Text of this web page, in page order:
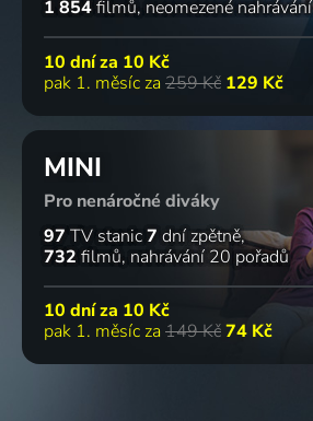
1 854filmů neomezené nahrávání
10 dní za 10 Kč
pak 1. měsíc za 259 Kč 129 Kč
MINI
Pro nenáročné diváky
97 TV stanic7 dní zpětně
732 filmů nahrávání 20 pořadů
10 dní za 10 Kč
pak 1. měsíc za 149 Kč74 Kč